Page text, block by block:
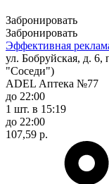
Забронировать
Забронировать
Эффективная
ул. Бобруйская, д.
"Соседи")
ADEL Аптека №77
до 22:00
1 шт. в 15:19
до 22:00
107,59 р.